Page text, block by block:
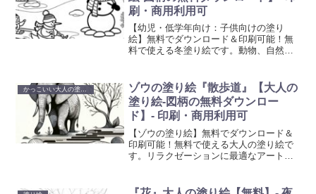
刷・商用利用可
【幼児・低学年向け：子供向けの塗り
絵】無料でダウンロード＆印刷可能！無
料で使える冬塗り絵です。動物、自然、
創造性を育む楽しい活動で、お子様の色
彩感覚と手先の器用さを向上させましょ
う。
かっこいい大人の塗り絵
ゾウの塗り絵『散歩道』【大人の
塗り絵-図柄の無料ダウンロー
ド】- 印刷・商用利用可
【ゾウの塗り絵】無料でダウンロード＆
印刷可能！無料で使える大人の塗り絵で
す。リラクゼーションに最適なアート活
放されるひと時を。